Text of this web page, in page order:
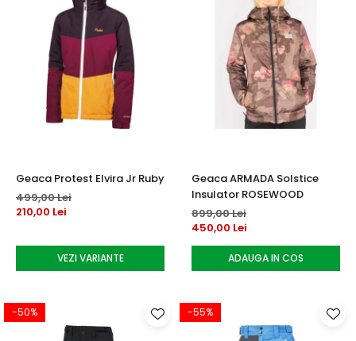
Geaca Protest Elvira Jr Ruby
499,00 Lei
210,00 Lei
VEZI VARIANTE
Geaca ARMADA Solstice
Insulator ROSEWOOD
899,00 Lei
450,00 Lei
ADAUGA IN COS
-50% -55%